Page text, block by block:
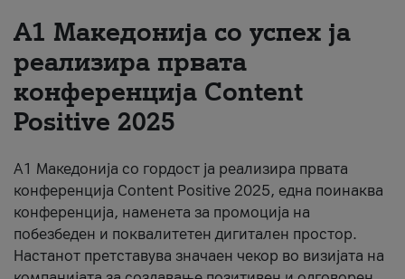
#ПодобарОнлајн
А1 Македонија со успех ја
реализира првата
конференција Content
Positive 2025
А1 Македонија со гордост ја реализира првата
конференција Content Positive 2025, една поинаква
конференција, наменета за промоција на
побезбеден и поквалитетен дигитален простор.
Настанот претставува значаен чекор во визијата на